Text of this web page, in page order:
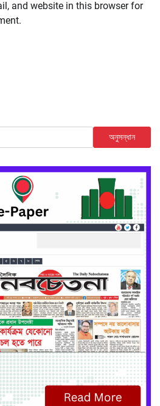
and website in this browser for
অনুসন্ধান